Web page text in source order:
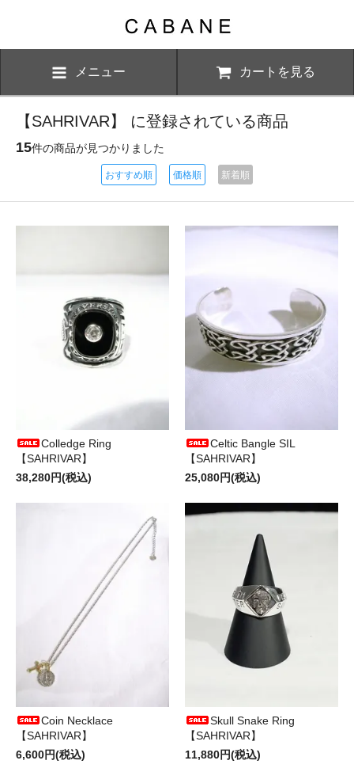
メニュー カートを見る
【SAHRIVAR】 に登録されている商品
15件の商品が見つかりました
おすすめ順 価格順 新着順
Colledge Ring
【SAHRIVAR】
38,280円(税込)
Celtic Bangle SIL
【SAHRIVAR】
25,080円(税込)
Coin Necklace
【SAHRIVAR】
6,600円(税込)
Skull Snake Ring
【SAHRIVAR】
11,880円(税込)